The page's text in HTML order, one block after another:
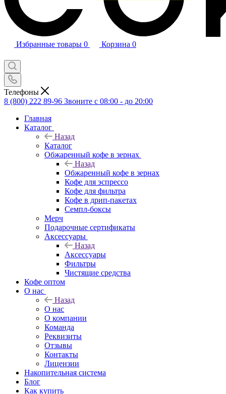
Избранные товары 0 Корзина 0
Телефоны
8 (800) 222 89-96 Звоните с 08:00 - до 20:00
Главная
Каталог
Назад
Каталог
Обжаренный кофе в зернах
Назад
Обжаренный кофе в зернах
Кофе для эспрессо
Кофе для фильтра
Кофе в дрип-пакетах
Семпл-боксы
Мерч
Подарочные сертификаты
Аксессуары
Назад
Аксессуары
Фильтры
Чистящие средства
Кофе оптом
О нас
Назад
О нас
О компании
Команда
Реквизиты
Отзывы
Контакты
Лицензии
Накопительная система
Блог
Как купить